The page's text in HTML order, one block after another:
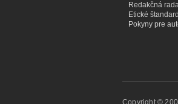
Redakčná
Etické
Pokyny pre